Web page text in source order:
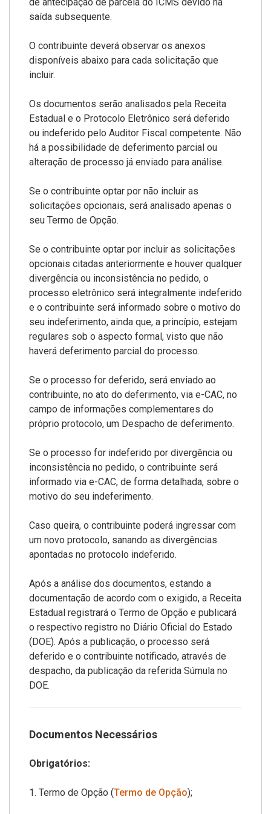
saída subsequente.
O contribuinte deverá observar os anexos
disponíveis abaixo para cada solicitação que
incluir.
Os documentos serão analisados pela Receita
Estadual e o Protocolo Eletrônico será deferido
ou indeferido pelo Auditor Fiscal competente. Não
há a possibilidade de deferimento parcial ou
alteração de processo já enviado para análise.
Se o contribuinte optar por não incluir as
solicitações opcionais, será analisado apenas o
seu Termo de Opção.
Se o contribuinte optar por incluir as solicitações
opcionais citadas anteriormente e houver qualquer
divergência ou inconsistência no pedido, o
processo eletrônico será integralmente indeferido
e o contribuinte será informado sobre o motivo do
seu indeferimento, ainda que, a princípio, estejam
regulares sob o aspecto formal, visto que não
haverá deferimento parcial do processo.
Se o processo for deferido, será enviado ao
contribuinte, no ato do deferimento, via e-CAC, no
campo de informações complementares do
próprio protocolo, um Despacho de deferimento.
Se o processo for indeferido por divergência ou
inconsistência no pedido, o contribuinte será
informado via e-CAC, de forma detalhada, sobre o
motivo do seu indeferimento.
Caso queira, o contribuinte poderá ingressar com
um novo protocolo, sanando as divergências
apontadas no protocolo indeferido.
Após a análise dos documentos, estando a
documentação de acordo com o exigido, a Receita
Estadual registrará o Termo de Opção e publicará
o respectivo registro no Diário Oficial do Estado
(DOE). Após a publicação, o processo será
deferido e o contribuinte notificado, através de
despacho, da publicação da referida Súmula no
DOE.
Documentos Necessários
Obrigatórios:
1. Termo de Opção (Termo de Opção);